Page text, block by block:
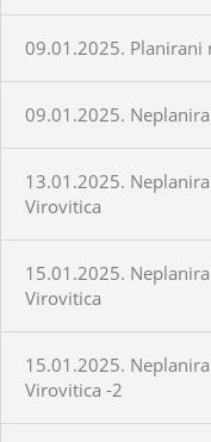
09.01.2025. Planirani
09.01.2025.
13.01.2025.
Virovitica
15.01.2025.
Virovitica
15.01.2025.
Virovitica -2